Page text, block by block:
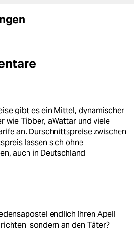
gibt es ein Mittel, dynamischer
wie Tibber, aWattar und viele
an. Durschnittspreise zwischen
lassen sich ohne
auch in Deutschland
endlich ihren Apell
sondern an den Täter?